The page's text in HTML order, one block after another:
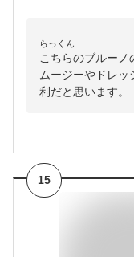
らっくん
こちらのブルーノ
ムージーやドレッ
利だと思います。
15